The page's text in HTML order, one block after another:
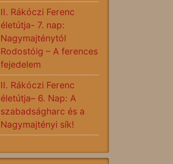
II. Rákóczi Ferenc
életútja- 7. nap:
Nagymajténytól
Rodostóig – A ferences
fejedelem
II. Rákóczi Ferenc
életútja– 6. Nap: A
szabadságharc és a
Nagymajtényi sík!